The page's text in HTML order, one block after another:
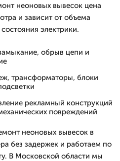
неоновых вывесок цена
и зависит от объема
электрики.
обрыв цепи и
трансформаторы, блоки
рекламный конструкций
повреждений
неоновых вывесок в
без задержек и работаем по
В Московской области мы